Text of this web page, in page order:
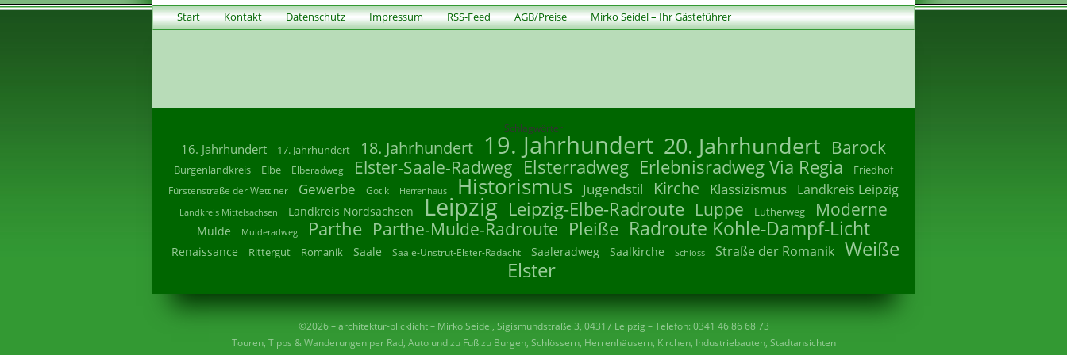
Start Kontakt Datenschutz Impressum RSS-Feed AGB/Preise Mirko Seidel – Ihr Gästeführer
Schlagwörter
16. Jahrhundert 17. Jahrhundert 18. Jahrhundert 19. Jahrhundert 20. Jahrhundert Barock
Burgenlandkreis Elbe Elberadweg Elster-Saale-Radweg Elsterradweg Erlebnisradweg Via Regia Friedhof
Fürstenstraße der Wettiner Gewerbe Gotik Herrenhaus Historismus Jugendstil Kirche Klassizismus Landkreis Leipzig
Landkreis Mittelsachsen Landkreis Nordsachsen Leipzig Leipzig-Elbe-Radroute Luppe Lutherweg Moderne
Mulde Mulderadweg Parthe Parthe-Mulde-Radroute Pleiße Radroute Kohle-Dampf-Licht
Renaissance Rittergut Romanik Saale Saale-Unstrut-Elster-Radacht Saaleradweg Saalkirche Schloss Straße der Romanik Weiße
Elster
©2026 – architektur-blicklicht – Mirko Seidel, Sigismundstraße 3, 04317 Leipzig – Telefon: 0341 46 86 68 73
Touren, Tipps & Wanderungen per Rad, Auto und zu Fuß zu Burgen, Schlössern, Herrenhäusern, Kirchen, Industriebauten, Stadtansichten